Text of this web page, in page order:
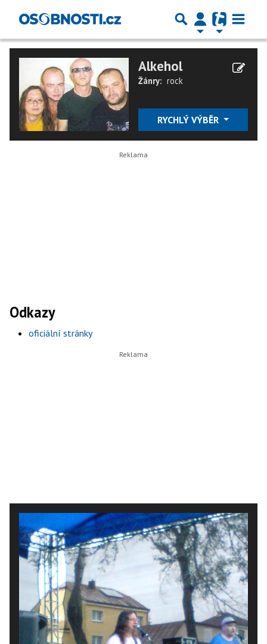
Alkehol
Žánry: rock
RYCHLÝ VÝBĚR
Odkazy
oficiální stránky